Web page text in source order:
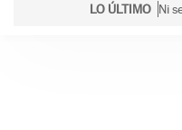
LO ÚLTIMO Ni